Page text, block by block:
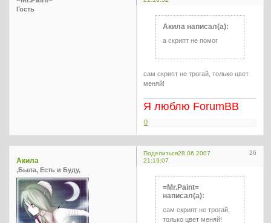
Гость
Акила написал(а):
а скрипт не помог
сам скрипт не трогай, только цвет
меняй!
Я люблю ForumBB
0
Поделиться 26
28.06.2007
21:19:07
Акила
,Была, Есть и Буду,
=Mr.Paint=
написал(а):
сам скрипт не трогай,
только цвет меняй!